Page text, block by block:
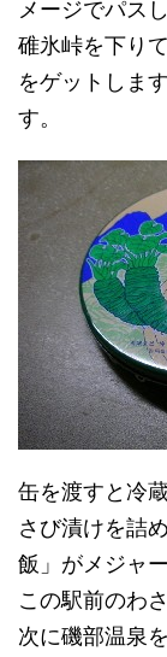
メージでパス
碓氷峠を下り
をゲットしま
す。
缶を渡すと冷
さび漬けを詰
飯」がメジャ
この駅前のわ
次に磯部温泉